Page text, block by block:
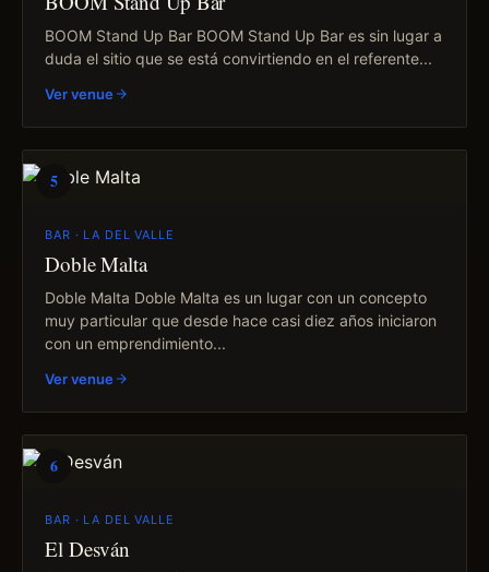
BOOM Stand Up Bar BOOM Stand Up Bar es sin lugar a
duda el sitio que se está convirtiendo en el referente...
Ver venue
5
BAR · LA DEL VALLE
Doble Malta
Doble Malta Doble Malta es un lugar con un concepto
muy particular que desde hace casi diez años iniciaron
con un emprendimiento...
Ver venue
6
BAR · LA DEL VALLE
El Desván